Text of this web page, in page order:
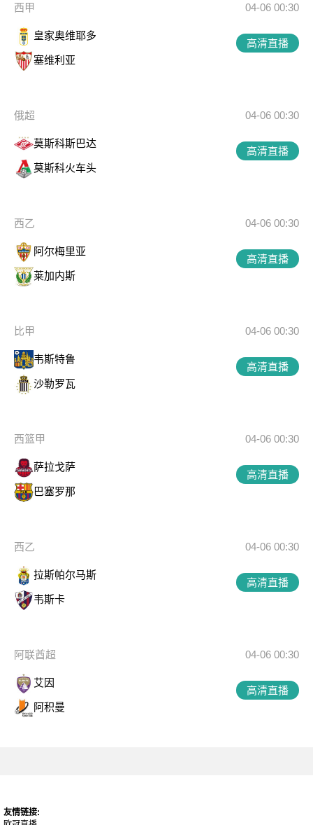
西甲 04-06 00:30
皇家奥维耶多
塞维利亚
高清直播
俄超 04-06 00:30
莫斯科斯巴达
莫斯科火车头
高清直播
西乙 04-06 00:30
阿尔梅里亚
莱加内斯
高清直播
比甲 04-06 00:30
韦斯特鲁
沙勒罗瓦
高清直播
西篮甲 04-06 00:30
萨拉戈萨
巴塞罗那
高清直播
西乙 04-06 00:30
拉斯帕尔马斯
韦斯卡
高清直播
阿联酋超 04-06 00:30
艾因
阿积曼
高清直播
友情链接: